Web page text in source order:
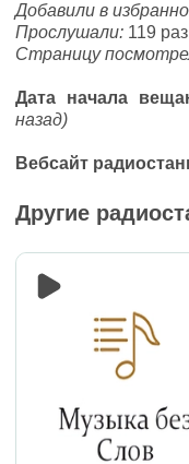
Добавили в
Прослушали: 119 раз
Страницу
Дата начала
назад)
Вебсайт
Другие